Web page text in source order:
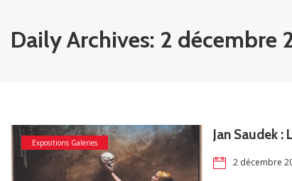
Daily Archives: 2 décembre
Expositions Galeries Jan Saudek
2 décembre